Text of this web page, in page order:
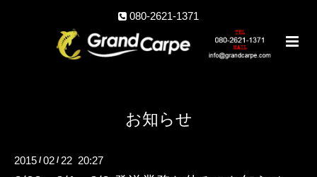
080-2621-1371
お知らせ
2015 /02 / 22 20:27